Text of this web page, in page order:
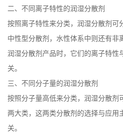
二、不同离子特性的润湿分散剂
按照离子特性来分类，润湿分散剂可
中性型分散剂，水性体系中则还有非
润湿分散剂产品时，它们的离子特性
关。
三、不同分子量的润湿分散剂
按照分子量高低来分类，润湿分散剂
两大类，这两类分散剂的选择与应用
关。